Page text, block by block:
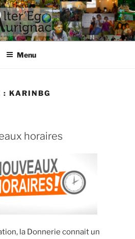
Menu
:KARINBG
horaires
la Donnerie connait un